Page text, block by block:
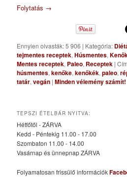
Folytatás →
Ennyien olvasták: 5 906 | Kategória:
tejmentes receptek,Húsmentes,
Mentes receptek, Paleo, Receptek |
húsmentes,kenőke,kenőkék,paleo,
tatár,vegán |Minden vélemény számít!
TEPSZI ÉTELBÁR NYITVA:
Hétfőtől - ZÁRVA
Kedd - Péntekig 11.00 - 17.00
Szombaton 11.00 - 14.00
Vasárnap és ünnepnap ZÁRVA
Folyamatosan frissülő információk